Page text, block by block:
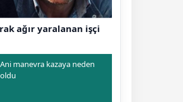
ağır yaralanan işçi
Ani manevra kazaya neden
oldu